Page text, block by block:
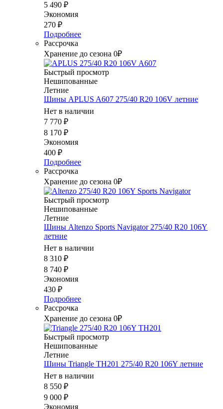
5 490 ₽
Экономия
270 ₽
Подробнее
Рассрочка
Хранение до сезона 0₽
Быстрый просмотр
Нешипованные
Летние
Шины APLUS A607 275/40 R20 106V летние
Нет в наличии
7 770 ₽
8 170 ₽
Экономия
400 ₽
Подробнее
Рассрочка
Хранение до сезона 0₽
Быстрый просмотр
Нешипованные
Летние
Шины Altenzo Sports Navigator 275/40 R20 106Y
летние
Нет в наличии
8 310 ₽
8 740 ₽
Экономия
430 ₽
Подробнее
Рассрочка
Хранение до сезона 0₽
Быстрый просмотр
Нешипованные
Летние
Шины Triangle TH201 275/40 R20 106Y летние
Нет в наличии
8 550 ₽
9 000 ₽
Экономия